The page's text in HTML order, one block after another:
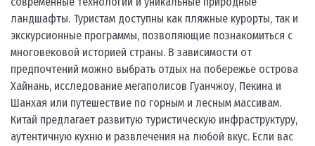
ландшафты. Туристам доступны как пляжные курорты, так и
экскурсионные программы, позволяющие познакомиться с
многовековой историей страны. В зависимости от
предпочтений можно выбрать отдых на побережье острова
Хайнань, исследование мегаполисов Гуанчжоу, Пекина и
Шанхая или путешествие по горным и лесным массивам.
Китай предлагает развитую туристическую инфраструктуру,
аутентичную кухню и развлечения на любой вкус. Если вас